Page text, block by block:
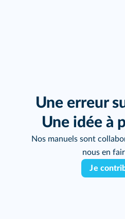
Une erreur
Une idée à
Nos manuels sont
nous en
Je